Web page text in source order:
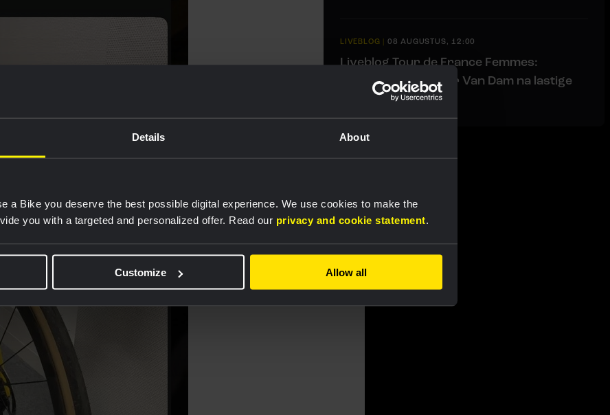
Details About
a Bike you deserve the best possible digital experience. We use cookies to make the
you with a targeted and personalized offer. Read our privacy and cookie statement.
Customize Allow all
LIVEBLOG | 08 AUGUSTUS, 12:00
Liveblog Tour de France Femmes:
zevende plaats voor Van Dam na lastige